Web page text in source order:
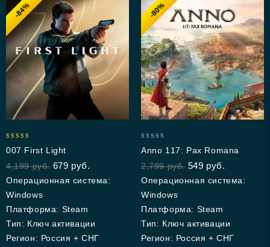
-84%
out of 5
007 First Light
4,199руб. 679 руб.
Операционная система:
Windows
Платформа: Steam
Тип: Ключ активации
Регион: Россия + СНГ
-80%
out
of
5
Anno 117: Pax Romana
2,799руб. 549 руб.
Операционная система:
Windows
Платформа: Steam
Тип: Ключ активации
Регион: Россия + СНГ